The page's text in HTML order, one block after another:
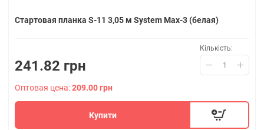
Стартовая планка S-11 3,05 м System Max-3 (белая)
241.82 грн
Кількість:
Оптовая цена:209.00 грн
Купити